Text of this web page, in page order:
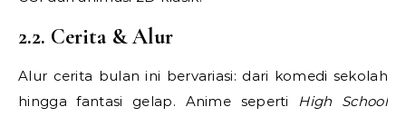
2.2. Cerita & Alur
Alur cerita bulan ini bervariasi: dari komedi sekolah
hingga fantasi gelap. Anime seperti High School